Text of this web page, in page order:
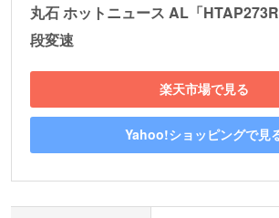
丸石 ホットニュース AL「
段変速
楽天市場で見る
Yahoo!ショッピングで見